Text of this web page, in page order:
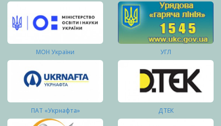
МОН України УГЛ
ПАТ «Укрнафта» ДТЕК